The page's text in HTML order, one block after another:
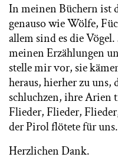
In meinen Büchern ist
genauso wie Wölfe,
allem sind es die
meinen Erzählungen
stelle mir vor, sie
heraus, hierher zu
schluchzen, ihre Arien
Flieder, Flieder,
der Pirol flötete für uns.
Herzlichen Dank.